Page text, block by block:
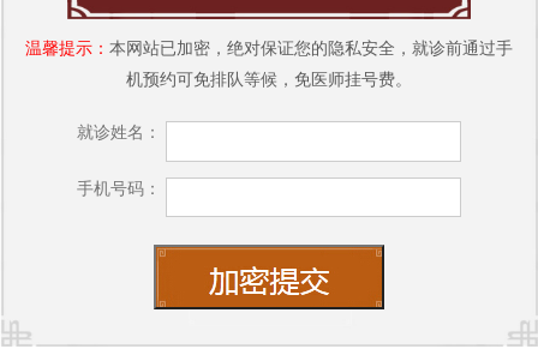
温馨提示： 本网站已加密，绝对保证您的隐私安全，就诊前通过手
机预约可免排队等候，免医师挂号费。
就诊姓名：
手机号码：